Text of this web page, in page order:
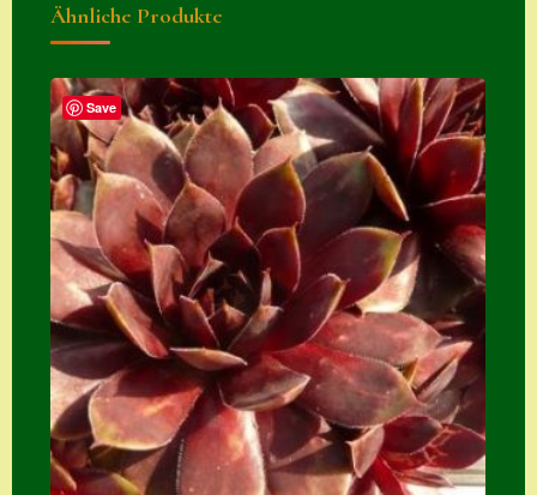
Semps von A – Z
Shop
Suche
Sue Thomas
Translator
Versand
Versand von
Semps
Warenkorb
Warenkorb
Ähnliche Produkte
Save